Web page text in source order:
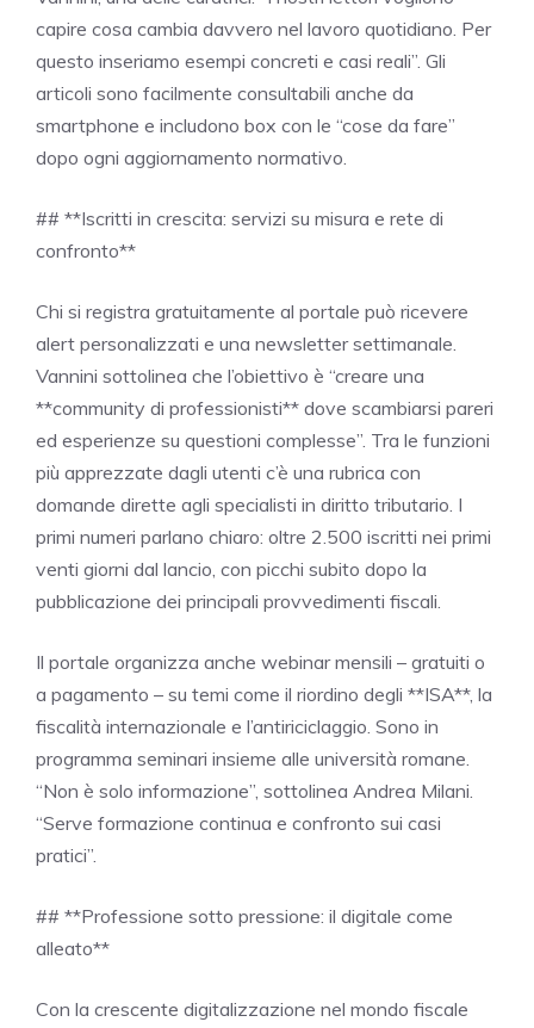
capire cosa cambia davvero nel lavoro quotidiano. Per
questo inseriamo esempi concreti e casi reali”. Gli
articoli sono facilmente consultabili anche da
smartphone e includono box con le “cose da fare”
dopo ogni aggiornamento normativo.
## **Iscritti in crescita: servizi su misura e rete di
confronto**
Chi si registra gratuitamente al portale può ricevere
alert personalizzati e una newsletter settimanale.
Vannini sottolinea che l’obiettivo è “creare una
**community di professionisti** dove scambiarsi pareri
ed esperienze su questioni complesse”. Tra le funzioni
più apprezzate dagli utenti c’è una rubrica con
domande dirette agli specialisti in diritto tributario. I
primi numeri parlano chiaro: oltre 2.500 iscritti nei primi
venti giorni dal lancio, con picchi subito dopo la
pubblicazione dei principali provvedimenti fiscali.
Il portale organizza anche webinar mensili – gratuiti o
a pagamento – su temi come il riordino degli **ISA**, la
fiscalità internazionale e l’antiriciclaggio. Sono in
programma seminari insieme alle università romane.
“Non è solo informazione”, sottolinea Andrea Milani.
“Serve formazione continua e confronto sui casi
pratici”.
## **Professione sotto pressione: il digitale come
alleato**
Con la crescente digitalizzazione nel mondo fiscale